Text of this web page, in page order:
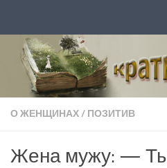
О ЖЕНЩИНАХ/ ПОЗИТИВ
Жена мужу: — Ты